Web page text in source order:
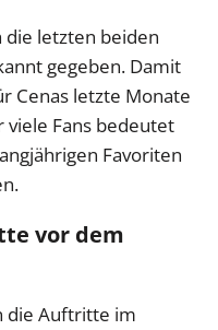
die letzten beiden
gegeben. Damit
Cenas letzte Monate
viele Fans bedeutet
Favoriten
vor dem
die Auftritte im